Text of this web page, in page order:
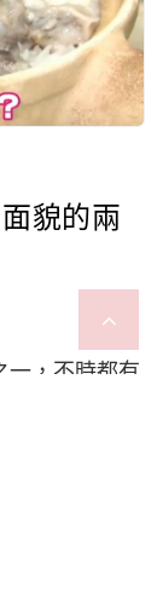
貌的兩
一，不時都有